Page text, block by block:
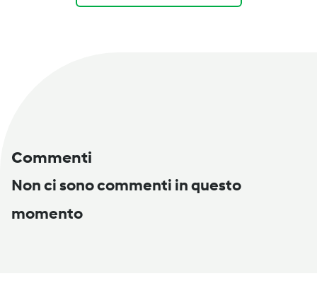
Commenti
Non ci sono commenti in questo
momento